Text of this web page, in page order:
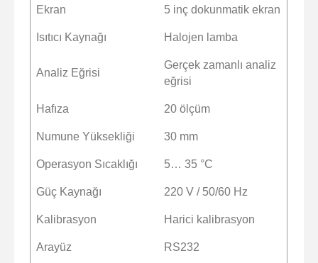
Ekran 5 inç dokunmatik ekran
Isıtıcı Kaynağı Halojen lamba
Analiz Eğrisi
Gerçek zamanlı analiz
eğrisi
Hafıza 20 ölçüm
Numune Yüksekliği 30 mm
Operasyon Sıcaklığı 5… 35 °C
Güç Kaynağı 220 V / 50/60 Hz
Kalibrasyon Harici kalibrasyon
Arayüz RS232